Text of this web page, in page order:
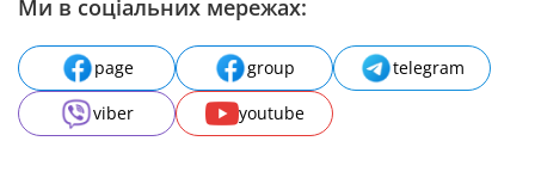
Ми в соціальних мережах:
page group
telegram
viber
youtube